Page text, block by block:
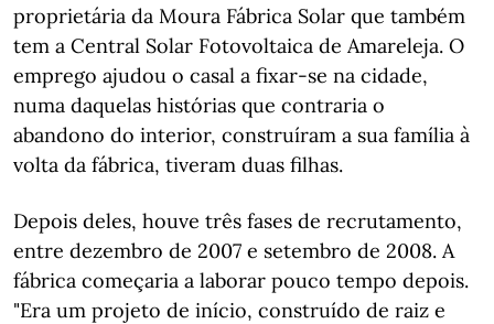
proprietária da Moura Fábrica Solar que também
tem a Central Solar Fotovoltaica de Amareleja. O
emprego ajudou o casal a fixar-se na cidade,
numa daquelas histórias que contraria o
abandono do interior, construíram a sua família à
volta da fábrica, tiveram duas filhas.
Depois deles, houve três fases de recrutamento,
entre dezembro de 2007 e setembro de 2008. A
fábrica começaria a laborar pouco tempo depois.
"Era um projeto de início, construído de raiz e